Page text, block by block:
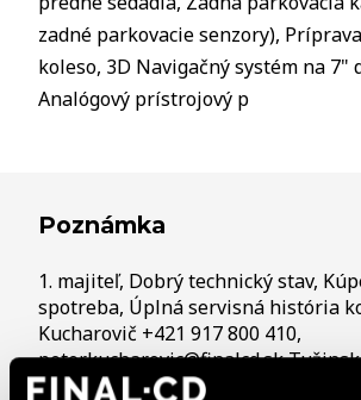
zadné parkovacie senzory),
koleso, 3D Navigačný systém na 7"
Analógový prístrojový p
Poznámka
1. majiteľ, Dobrý technický stav,
spotreba, Úplná servisná história
Kucharovič +421 917 800 410,
peter.kucharovic@finalcd.sk
+421 905 167 719